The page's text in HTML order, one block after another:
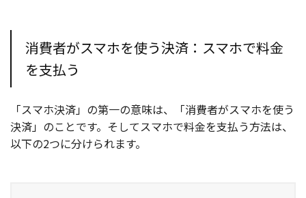
消費者がスマホを使う決済：スマホで料金
を支払う
「スマホ決済」の第一の意味は、「消費者がスマホを使う
決済」のことです。そしてスマホで料金を支払う方法は、
以下の2つに分けられます。